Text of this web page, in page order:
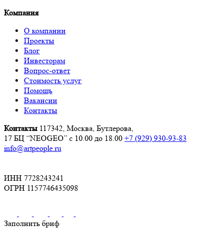
Компания
О компании
Проекты
Блог
Инвесторам
Вопрос-ответ
Стоимость услуг
Помощь
Вакансии
Контакты
Контакты 117342, Москва, Бутлерова,
17 БЦ “NEOGEO” с 10.00 до 18.00 +7 (929) 930-93-83
info@artpeople.ru
ИНН 7728243241
ОГРН 1157746435098
Заполнить бриф